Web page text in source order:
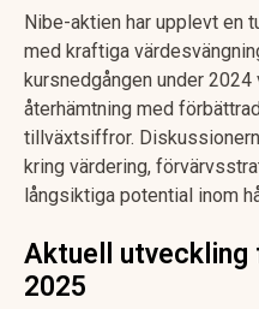
Nibe-aktien har upplevt en
med kraftiga
kursnedgången under
återhämtning med
tillväxtsiffror.
kring värdering,
långsiktiga potential inom
Aktuell utveckling
2025